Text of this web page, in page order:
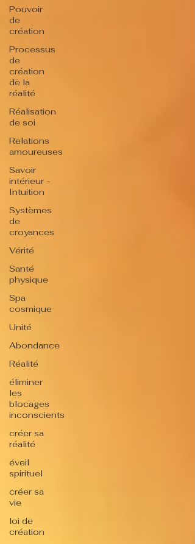
Pouvoir
de
création
Processus
de
création
de la
réalité
Réalisation
de soi
Relations
amoureuses
Savoir
intérieur -
Intuition
Systèmes
de
croyances
Vérité
Santé
physique
Spa
cosmique
Unité
Abondance
Réalité
éliminer
les
blocages
inconscients
créer sa
réalité
éveil
spirituel
créer sa
vie
loi de
création